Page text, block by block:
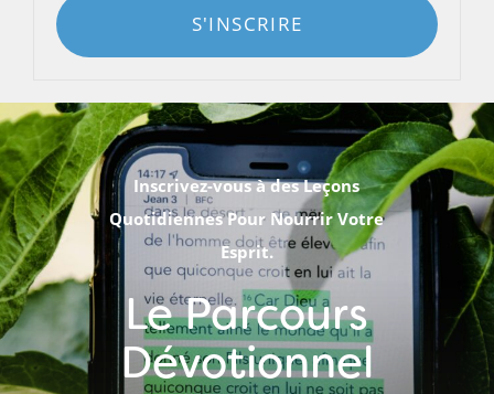
S'INSCRIRE
Inscrivez-vous à des Leçons
Quotidiennes Pour Nourrir Votre
Esprit.
Le Parcours
Dévotionnel